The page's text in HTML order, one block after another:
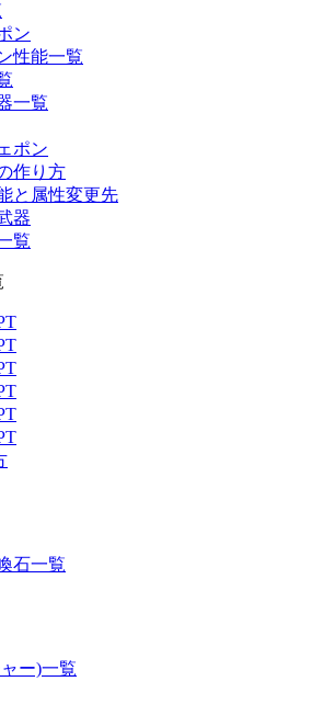
ン
性能一覧
一覧
ポン
作り方
と属性変更先
器
覧
石一覧
ー)一覧